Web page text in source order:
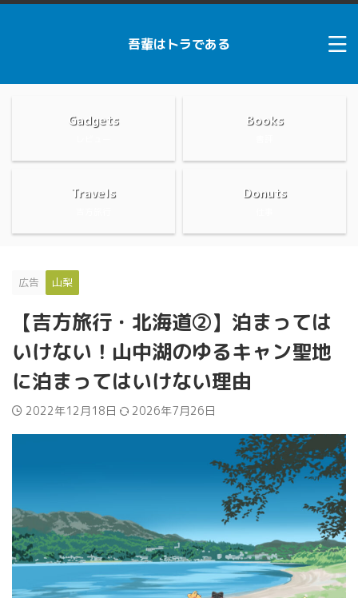
吾輩はトラである
Gadgets Books
Travels Donuts
広告 山梨
【吉方旅行・北海道②】泊まっては
いけない！山中湖のゆるキャン聖地
に泊まってはいけない理由
2022年12月18日 2026年7月26日